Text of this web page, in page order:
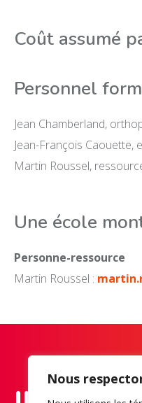
Nous
Coût assumé
Personnel
Jean Chamberland,
Jean-François Caouette,
Martin Roussel,
Une école
Personne-ressource
Martin Roussel :